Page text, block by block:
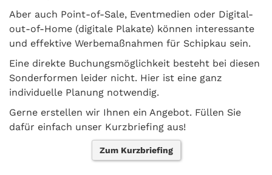
Aber auch Point-of-Sale, Eventmedien oder Digital-
out-of-Home (digitale Plakate) können interessante
und effektive Werbemaßnahmen für Schipkau sein.
Eine direkte Buchungsmöglichkeit besteht bei diesen
Sonderformen leider nicht. Hier ist eine ganz
individuelle Planung notwendig.
Gerne erstellen wir Ihnen ein Angebot. Füllen Sie
dafür einfach unser Kurzbriefing aus!
Zum Kurzbriefing